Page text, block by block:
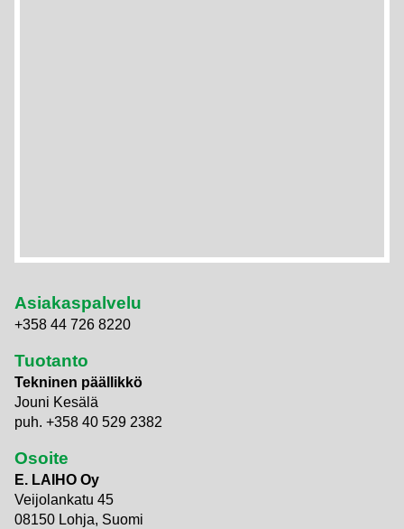
Asiakaspalvelu
+358 44 726 8220
Tuotanto
Tekninen päällikkö
Jouni Kesälä
puh. +358 40 529 2382
Osoite
E. LAIHO Oy
Veijolankatu 45
08150 Lohja, Suomi